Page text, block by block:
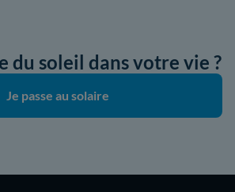
du soleil dans votre vie ?
Je passe au solaire